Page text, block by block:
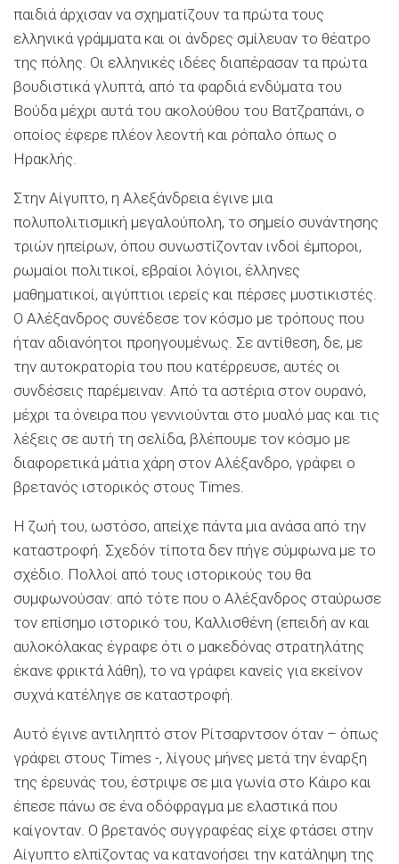
παιδιά άρχισαν να σχηματίζουν τα πρώτα τους
ελληνικά γράμματα και οι άνδρες σμίλευαν το θέατρο
της πόλης. Οι ελληνικές ιδέες διαπέρασαν τα πρώτα
βουδιστικά γλυπτά, από τα φαρδιά ενδύματα του
Βούδα μέχρι αυτά του ακολούθου του Βατζραπάνι, ο
οποίος έφερε πλέον λεοντή και ρόπαλο όπως ο
Ηρακλής.
Στην Αίγυπτο, η Αλεξάνδρεια έγινε μια
πολυπολιτισμική μεγαλούπολη, το σημείο συνάντησης
τριών ηπείρων, όπου συνωστίζονταν ινδοί έμποροι,
ρωμαίοι πολιτικοί, εβραίοι λόγιοι, έλληνες
μαθηματικοί, αιγύπτιοι ιερείς και πέρσες μυστικιστές.
Ο Αλέξανδρος συνέδεσε τον κόσμο με τρόπους που
ήταν αδιανόητοι προηγουμένως. Σε αντίθεση, δε, με
την αυτοκρατορία του που κατέρρευσε, αυτές οι
συνδέσεις παρέμειναν. Από τα αστέρια στον ουρανό,
μέχρι τα όνειρα που γεννιούνται στο μυαλό μας και τις
λέξεις σε αυτή τη σελίδα, βλέπουμε τον κόσμο με
διαφορετικά μάτια χάρη στον Αλέξανδρο, γράφει ο
βρετανός ιστορικός στους Times.
Η ζωή του, ωστόσο, απείχε πάντα μια ανάσα από την
καταστροφή. Σχεδόν τίποτα δεν πήγε σύμφωνα με το
σχέδιο. Πολλοί από τους ιστορικούς του θα
συμφωνούσαν: από τότε που ο Αλέξανδρος σταύρωσε
τον επίσημο ιστορικό του, Καλλισθένη (επειδή αν και
αυλοκόλακας έγραφε ότι ο μακεδόνας στρατηλάτης
έκανε φρικτά λάθη), το να γράφει κανείς για εκείνον
συχνά κατέληγε σε καταστροφή.
Αυτό έγινε αντιληπτό στον Ρίτσαρντσον όταν – όπως
γράφει στους Times -, λίγους μήνες μετά την έναρξη
της έρευνάς του, έστριψε σε μια γωνία στο Κάιρο και
έπεσε πάνω σε ένα οδόφραγμα με ελαστικά που
καίγονταν. Ο βρετανός συγγραφέας είχε φτάσει στην
Αίγυπτο ελπίζοντας να κατανοήσει την κατάληψη της